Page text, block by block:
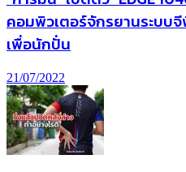
คอมพิวเตอร์จักรยานระบบ
เพื่อนักปั่น
21/07/2022